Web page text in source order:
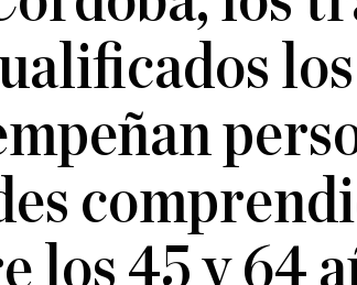
los
los 45 y 64